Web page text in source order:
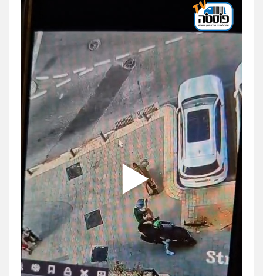
עו"ד אסף דוק
פלילי עבירות מין סמים והימורים פשיעה
חמורה חקירות ומעצרים צווארון לבן והונאה
0526885006
עו"ד שלי גורביץ – לוי
משפט פלילי פשיעה חמורה מעצרים
וחקירות צבאי תעבורה
0544218336
משרד עורכי דין חן ברוך
פלילי דיני תעבורה מעצרים וחקירות
0505078733
עו"ד קארין לגטיוי
פלילי פשיעה חמורה מעצרים וחקירות